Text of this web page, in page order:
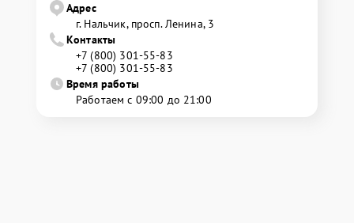
Адрес
г. Нальчик, просп. Ленина, 3
Контакты
+7 (800) 301-55-83
+7 (800) 301-55-83
Время работы
Работаем с 09:00 до 21:00